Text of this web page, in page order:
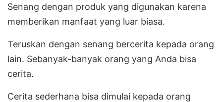
Senang dengan produk yang digunakan karena
memberikan manfaat yang luar biasa.
Teruskan dengan senang bercerita kepada orang
lain. Sebanyak-banyak orang yang Anda bisa
cerita.
Cerita sederhana bisa dimulai kepada orang